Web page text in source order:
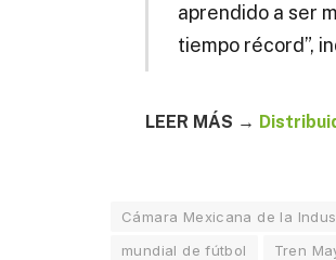
aprendido a ser
tiempo récord”,
LEER MÁS →
Cámara Mexicana de la
mundial de fútbol
Tren